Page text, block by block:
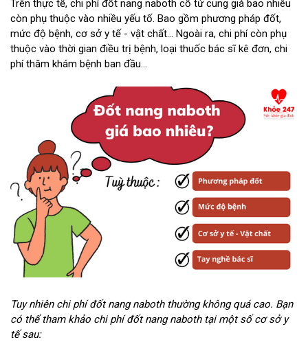
Trên thực tế, chi phí đốt nang naboth cổ tử cung giá bao nhiêu
còn phụ thuộc vào nhiều yếu tố. Bao gồm phương pháp đốt,
mức độ bệnh, cơ sở y tế - vật chất… Ngoài ra, chi phí còn phụ
thuộc vào thời gian điều trị bệnh, loại thuốc bác sĩ kê đơn, chi
phí thăm khám bệnh ban đầu…
Tuy nhiên chi phí đốt nang naboth thường không quá cao. Bạn
có thể tham khảo chi phí đốt nang naboth tại một số cơ sở y
tế sau: